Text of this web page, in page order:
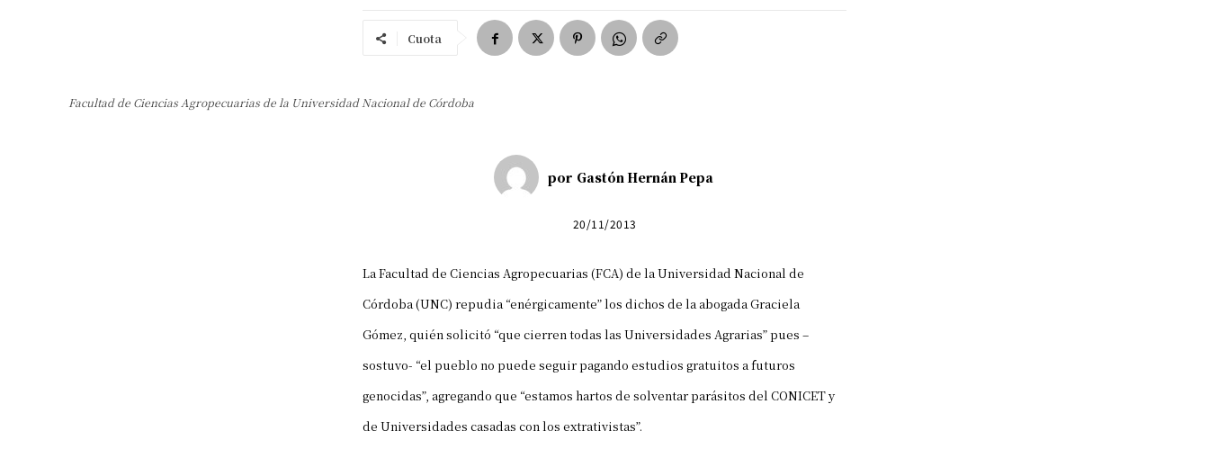
Cuota
Facultad de Ciencias Agropecuarias de la Universidad Nacional de Córdoba
por Gastón Hernán Pepa
20/11/2013
La Facultad de Ciencias Agropecuarias (FCA) de laUniversidad Nacional de
Córdoba(UNC) repudia “enérgicamente” los dichos de la abogada Graciela
Gómez, quién solicitó “que cierren todas las Universidades Agrarias” pues –
sostuvo- “el pueblo no puede seguir pagando estudios gratuitos a futuros
genocidas”, agregando que “estamos hartos de solventar parásitos del CONICET y
de Universidades casadas con los extrativistas”.